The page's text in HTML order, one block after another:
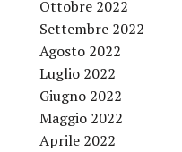
Ottobre 2022
Settembre 2022
Agosto 2022
Luglio 2022
Giugno 2022
Maggio 2022
Aprile 2022